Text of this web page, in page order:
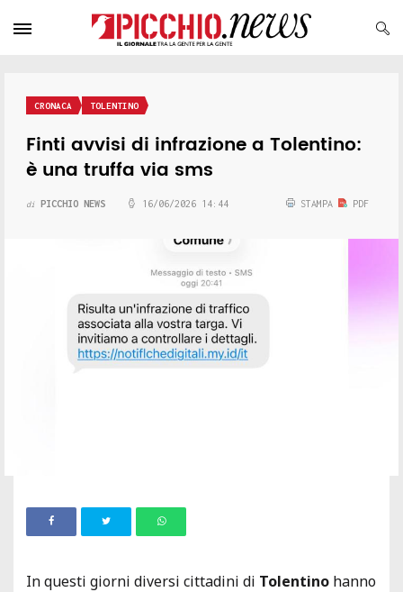
CRONACA TOLENTINO
Finti avvisi di infrazione a Tolentino:
è una truffa via sms
di PICCHIO NEWS 16/06/2026 14:44 STAMPA PDF
In questi giorni diversi cittadini di Tolentino hanno